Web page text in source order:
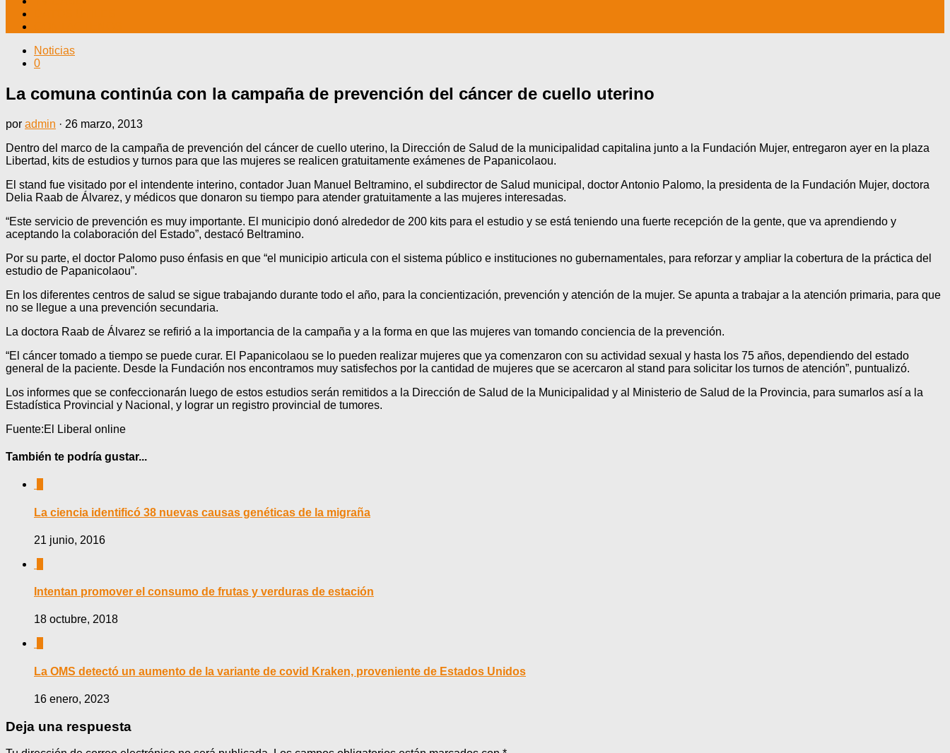
Noticias
0
La comuna continúa con la campaña de prevención del cáncer de cuello uterino
por admin · 26 marzo, 2013
Dentro del marco de la campaña de prevención del cáncer de cuello uterino, la Dirección de Salud de la municipalidad capitalina junto a la Fundación Mujer, entregaron ayer en la plaza
Libertad, kits de estudios y turnos para que las mujeres se realicen gratuitamente exámenes de Papanicolaou.
El stand fue visitado por el intendente interino, contador Juan Manuel Beltramino, el subdirector de Salud municipal, doctor Antonio Palomo, la presidenta de la Fundación Mujer, doctora
Delia Raab de Álvarez, y médicos que donaron su tiempo para atender gratuitamente a las mujeres interesadas.
“Este servicio de prevención es muy importante. El municipio donó alrededor de 200 kits para el estudio y se está teniendo una fuerte recepción de la gente, que va aprendiendo y
aceptando la colaboración del Estado”, destacó Beltramino.
Por su parte, el doctor Palomo puso énfasis en que “el municipio articula con el sistema público e instituciones no gubernamentales, para reforzar y ampliar la cobertura de la práctica del
estudio de Papanicolaou”.
En los diferentes centros de salud se sigue trabajando durante todo el año, para la concientización, prevención y atención de la mujer. Se apunta a trabajar a la atención primaria, para que
no se llegue a una prevención secundaria.
La doctora Raab de Álvarez se refirió a la importancia de la campaña y a la forma en que las mujeres van tomando conciencia de la prevención.
“El cáncer tomado a tiempo se puede curar. El Papanicolaou se lo pueden realizar mujeres que ya comenzaron con su actividad sexual y hasta los 75 años, dependiendo del estado
general de la paciente. Desde la Fundación nos encontramos muy satisfechos por la cantidad de mujeres que se acercaron al stand para solicitar los turnos de atención”, puntualizó.
Los informes que se confeccionarán luego de estos estudios serán remitidos a la Dirección de Salud de la Municipalidad y al Ministerio de Salud de la Provincia, para sumarlos así a la
Estadística Provincial y Nacional, y lograr un registro provincial de tumores.
Fuente:El Liberal online
También te podría gustar...
La ciencia identificó 38 nuevas causas genéticas de la migraña
21 junio, 2016
Intentan promover el consumo de frutas y verduras de estación
18 octubre, 2018
La OMS detectó un aumento de la variante de covid Kraken, proveniente de Estados Unidos
16 enero, 2023
Deja una respuesta